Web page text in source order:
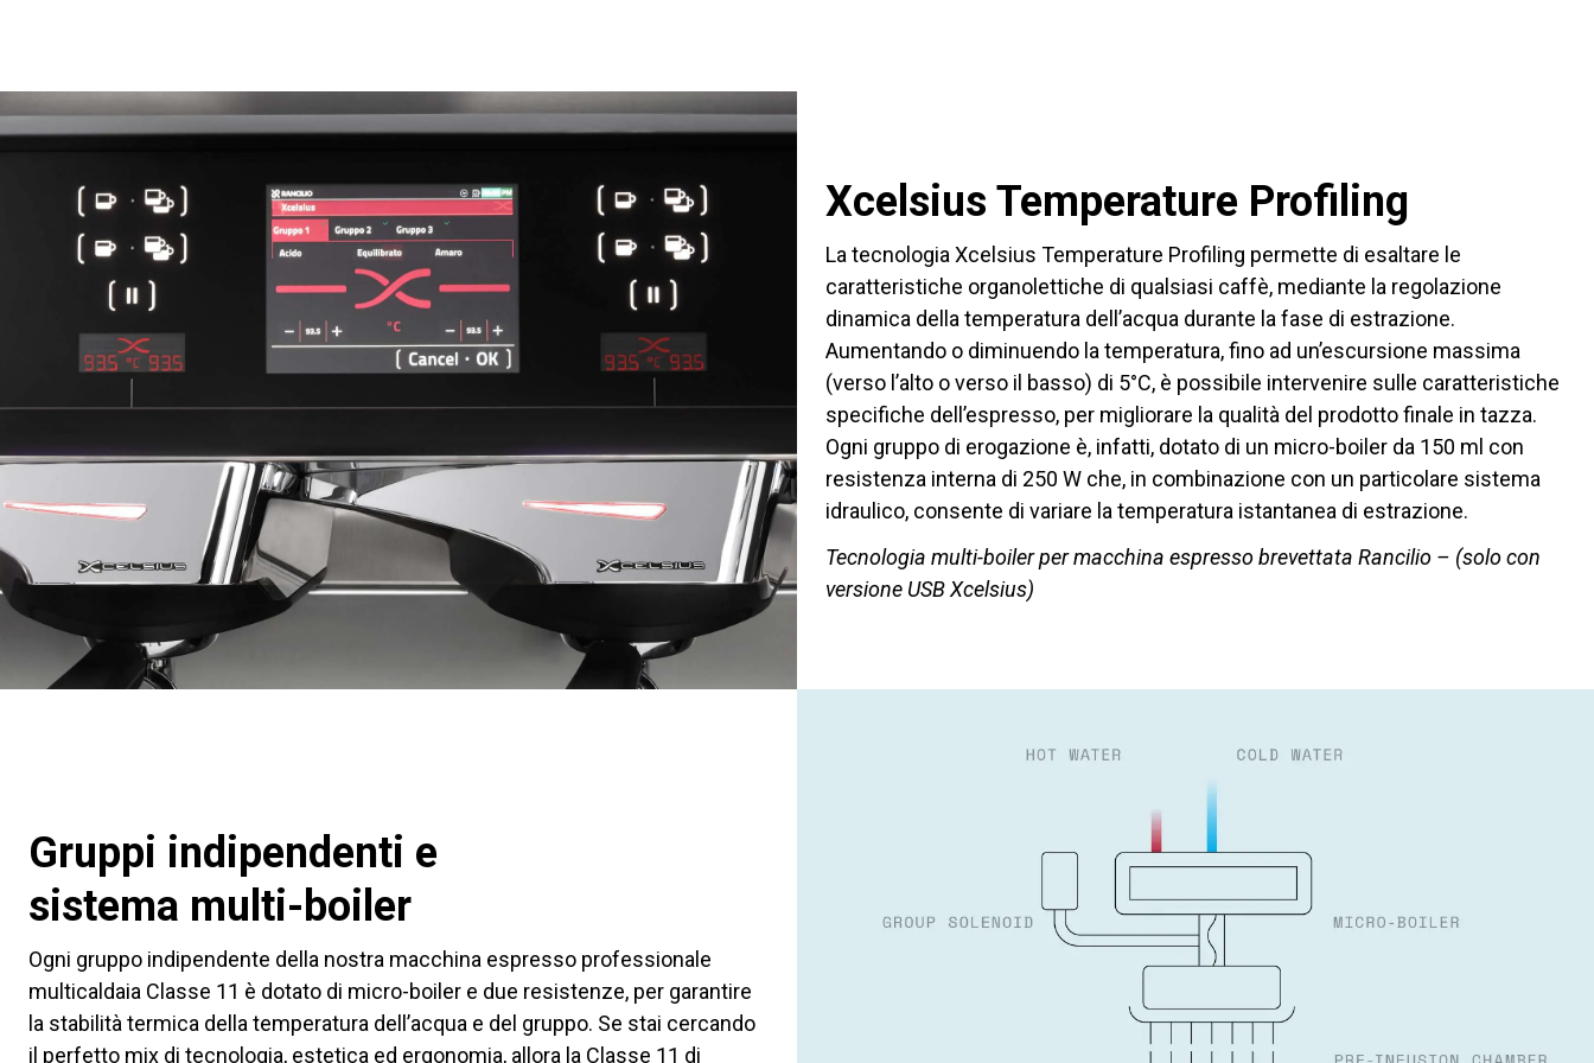
Xcelsius Temperature Profiling
La tecnologia Xcelsius Temperature Profiling permette di esaltare le
caratteristiche organolettiche di qualsiasi caffè, mediante la regolazione
dinamica della temperatura dell’acqua durante la fase di estrazione.
Aumentando o diminuendo la temperatura, fino ad un’escursione massima
(verso l’alto o verso il basso) di 5°C, è possibile intervenire sulle caratteristiche
specifiche dell’espresso, per migliorare la qualità del prodotto finale in tazza.
Ogni gruppo di erogazione è, infatti, dotato di un micro-boiler da 150 ml con
resistenza interna di 250 W che, in combinazione con un particolare sistema
idraulico, consente di variare la temperatura istantanea di estrazione.
Tecnologia multi-boiler per macchina espresso brevettata Rancilio – (solo con
versione USB Xcelsius)
Gruppi indipendenti e
sistema multi-boiler
Ogni gruppo indipendente della nostra macchina espresso professionale
multicaldaia Classe 11 è dotato di micro-boiler e due resistenze, per garantire
la stabilità termica della temperatura dell’acqua e del gruppo. Se stai cercando
il perfetto mix di tecnologia, estetica ed ergonomia, allora la Classe 11 di